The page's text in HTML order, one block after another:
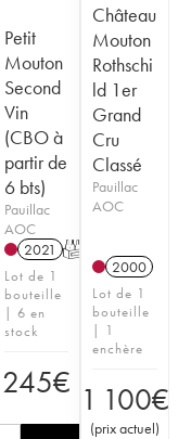
Petit
Mouton
Second
Vin
(CBO à
partir de
6 bts)
Pauillac
AOC
2021 T
Lot de 1
bouteille
| 6 en
stock
245€
Château
Mouton
Rothschi
ld 1er
Grand
Cru
Classé
Pauillac
AOC
2000
Lot de 1
bouteille
| 1
enchère
1 100€
(prix actuel)